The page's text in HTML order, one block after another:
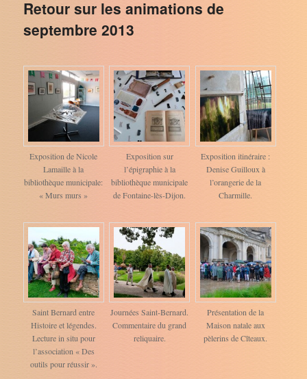
Retour sur les animations de
septembre 2013
Exposition de Nicole
Lamaille à la
bibliothèque municipale:
« Murs murs »
Exposition sur
l’épigraphie à la
bibliothèque municipale
de Fontaine-lès-Dijon.
Exposition itinéraire :
Denise Guilloux à
l’orangerie de la
Charmille.
Saint Bernard entre
Histoire et légendes.
Lecture in situ pour
l’association « Des
outils pour réussir ».
Journées Saint-Bernard.
Commentaire du grand
reliquaire.
Présentation de la
Maison natale aux
pèlerins de Cîteaux.